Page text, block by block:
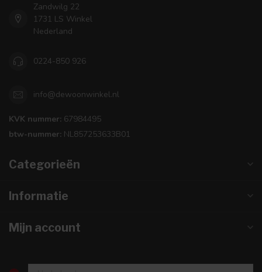
Zandwilg 22
1731 LS Winkel
Nederland
0224-850 926
info@dewoonwinkel.nl
KVK nummer: 67984495
btw-nummer: NL857253633B01
Categorieën
Informatie
Mijn account